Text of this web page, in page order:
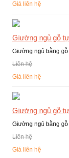
Giá liên hệ
Giường ngủ gỗ
Giường ngủ bằng
Liên hệ
Giá liên hệ
Giường ngủ gỗ
Giường ngủ bằng
Liên hệ
Giá liên hệ